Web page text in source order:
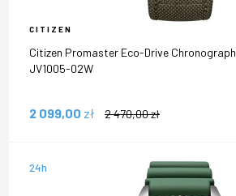
CITIZEN
Citizen Promaster Eco-Drive
JV1005-02W
2 099,00 zł 2 470,00zł
24h